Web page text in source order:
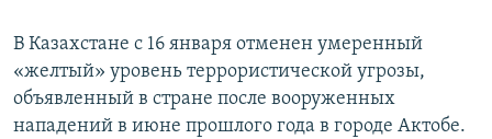
В Казахстане с 16 января отменен умеренный
«желтый» уровень террористической угрозы,
объявленный в стране после вооруженных
нападений в июне прошлого года в городе Актобе.